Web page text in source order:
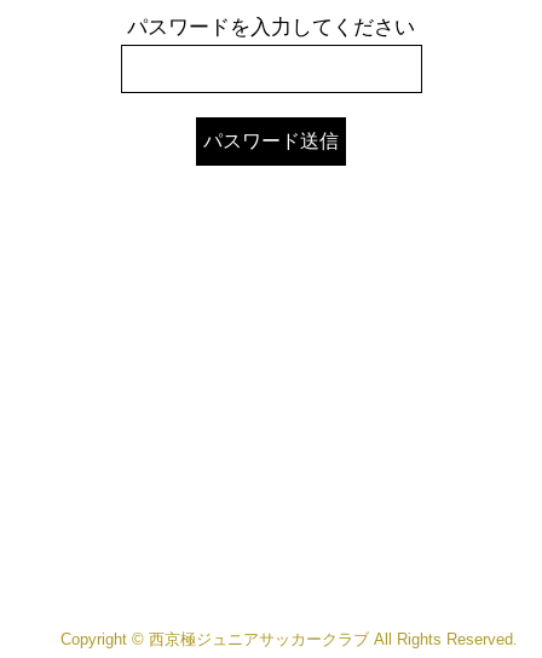
パスワードを入力してください
Copyright © 西京極ジュニアサッカークラブ All Rights Reserved.